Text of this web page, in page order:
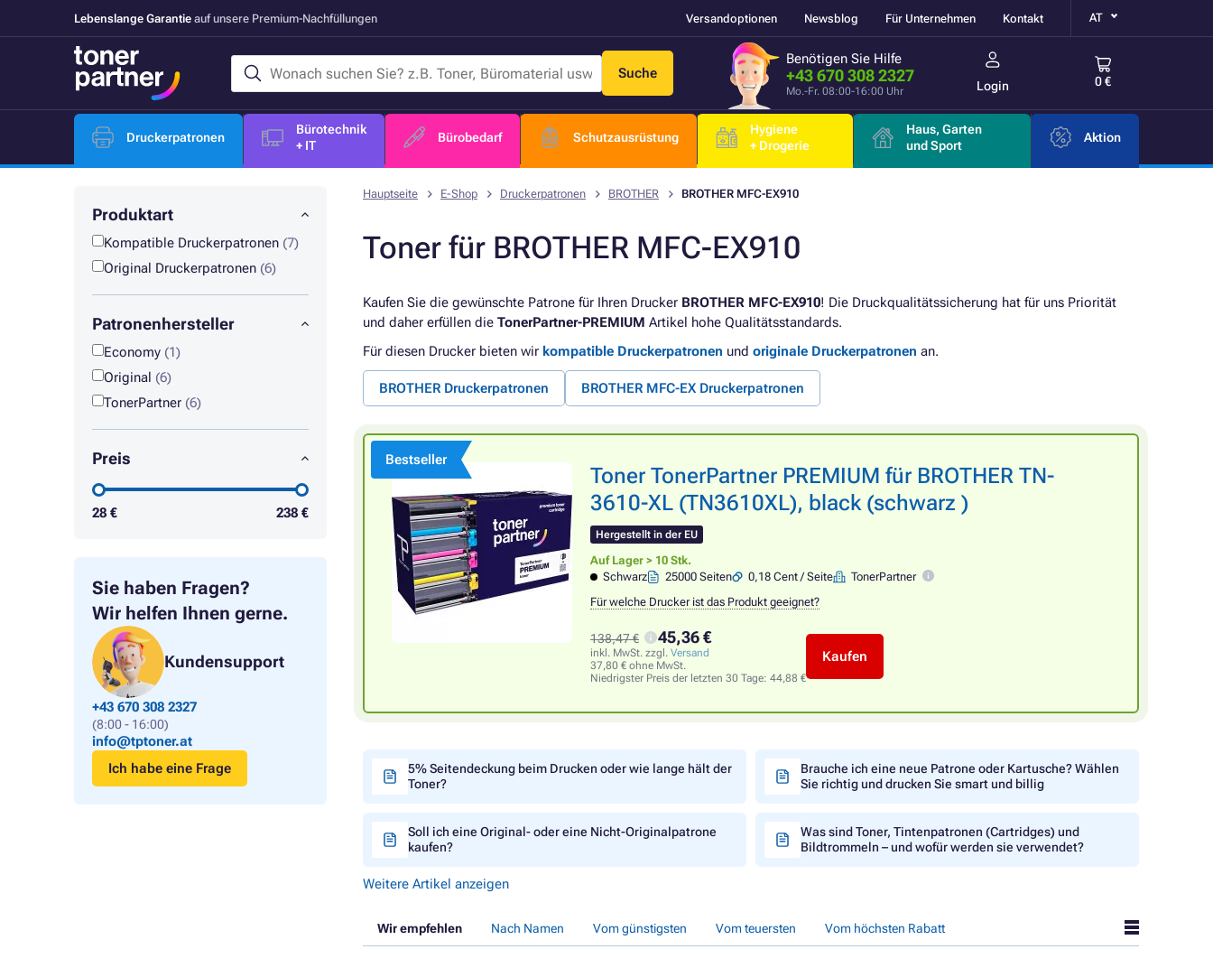
Lebenslange Garantie auf unsere Premium-Nachfüllungen Versandoptionen Newsblog Für Unternehmen Kontakt AT
Suche
Benötigen Sie Hilfe
+43 670 308 2327
Mo.-Fr. 08:00-16:00 Uhr Login 0 €
Druckerpatronen
Bürotechnik
+ IT
Bürobedarf Schutzausrüstung
Hygiene
+ Drogerie
Haus, Garten
und Sport
Aktion
Produktart
Kompatible Druckerpatronen (7)
Original Druckerpatronen (6)
Patronenhersteller
Economy (1)
Original (6)
TonerPartner (6)
Preis
28 € 238 €
Sie haben Fragen?
Wir helfen Ihnen gerne.
Kundensupport
+43 670 308 2327
(8:00 - 16:00)
info@tptoner.at
Ich habe eine Frage
Hauptseite E-Shop Druckerpatronen BROTHER BROTHER MFC-EX910
Toner für BROTHER MFC-EX910
Kaufen Sie die gewünschte Patrone für Ihren Drucker BROTHER MFC-EX910! Die Druckqualitätssicherung hat für uns Priorität
und daher erfüllen die TonerPartner-PREMIUM Artikel hohe Qualitätsstandards.
Für diesen Drucker bieten wir kompatible Druckerpatronen und originale Druckerpatronen an.
BROTHER Druckerpatronen BROTHER MFC-EX Druckerpatronen
Bestseller
Toner TonerPartner PREMIUM für BROTHER TN-
3610-XL (TN3610XL), black (schwarz )
Hergestellt in der EU
Auf Lager > 10 Stk.
Schwarz
25000 Seiten 0,18 Cent / Seite
TonerPartner
Für welche Drucker ist das Produkt geeignet?
138,47 € 45,36 €
inkl. MwSt. zzgl. Versand
37,80 € ohne MwSt.
Niedrigster Preis der letzten 30 Tage: 44,88 €
Kaufen
5% Seitendeckung beim Drucken oder wie lange hält der
Toner?
Brauche ich eine neue Patrone oder Kartusche? Wählen
Sie richtig und drucken Sie smart und billig
Soll ich eine Original- oder eine Nicht-Originalpatrone
kaufen?
Was sind Toner, Tintenpatronen (Cartridges) und
Bildtrommeln – und wofür werden sie verwendet?
Weitere Artikel anzeigen
Wir empfehlen Nach Namen Vom günstigsten Vom teuersten Vom höchsten Rabatt